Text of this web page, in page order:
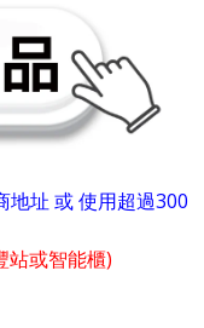
地址 或 使用超過300
站或智能櫃)